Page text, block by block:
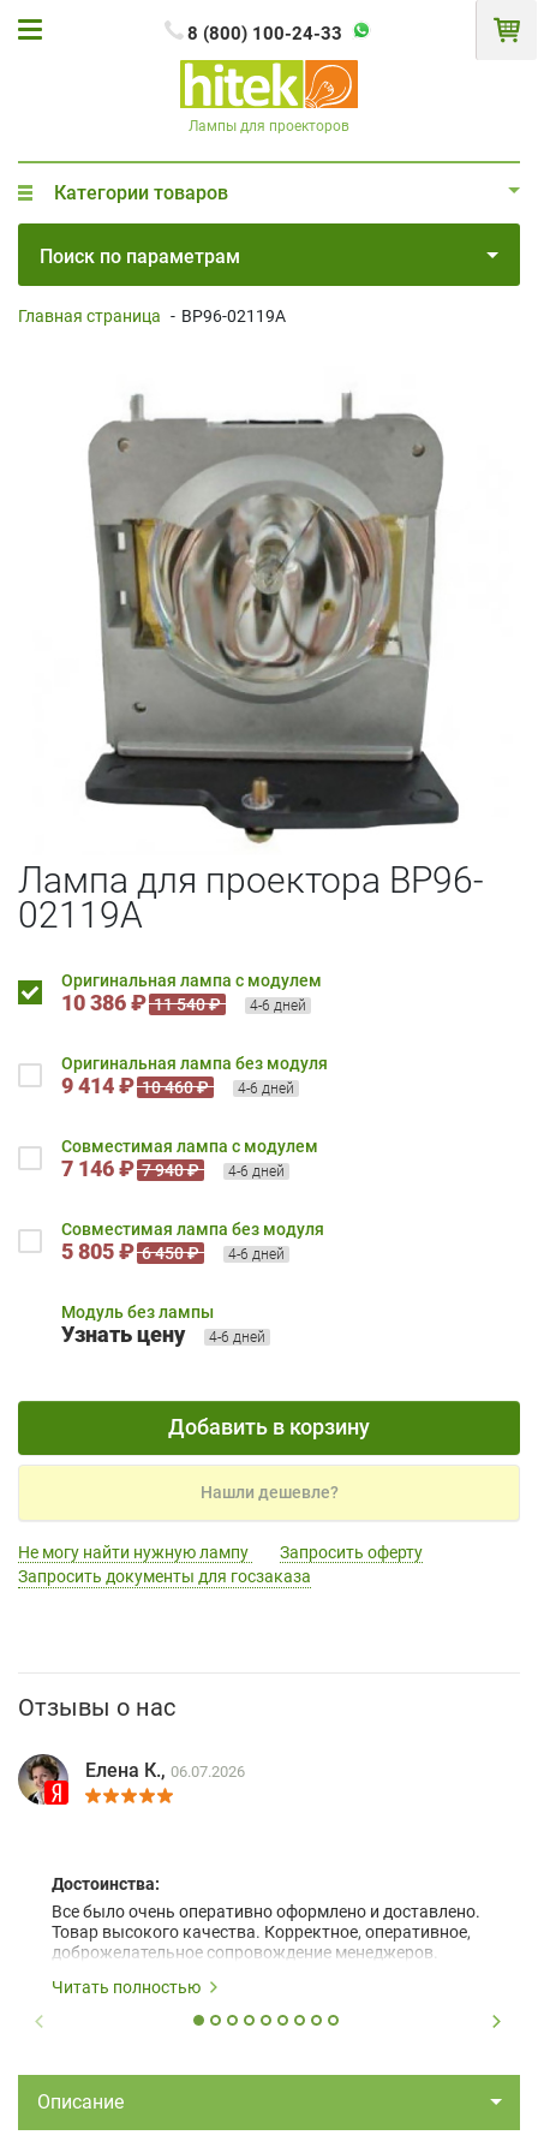
8 (800) 100-24-33
Лампы для проекторов
Категории товаров
Поиск по параметрам
Главная страница - BP96-02119A
Лампа для проектора BP96-
02119A
Оригинальная лампа с модулем
10 386 ₽ 11 540 ₽ 4-6 дней
Оригинальная лампа без модуля
9 414 ₽ 10 460 ₽ 4-6 дней
Совместимая лампа с модулем
7 146 ₽ 7 940 ₽ 4-6 дней
Совместимая лампа без модуля
5 805 ₽ 6 450 ₽ 4-6 дней
Модуль без лампы
Узнать цену 4-6 дней
Добавить в корзину
Нашли дешевле?
Не могу найти нужную лампу
Запросить оферту
Запросить документы для госзаказа
Отзывы о нас
Елена К., 06.07.2026
Достоинства:
Все было очень оперативно оформлено и доставлено.
Товар высокого качества. Корректное, оперативное,
доброжелательное сопровождение менеджеров.
Читать полностью
Описание